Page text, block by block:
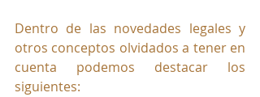
Dentro de las novedades legales y
otros conceptos olvidados a tener en
cuenta podemos destacar los
siguientes: